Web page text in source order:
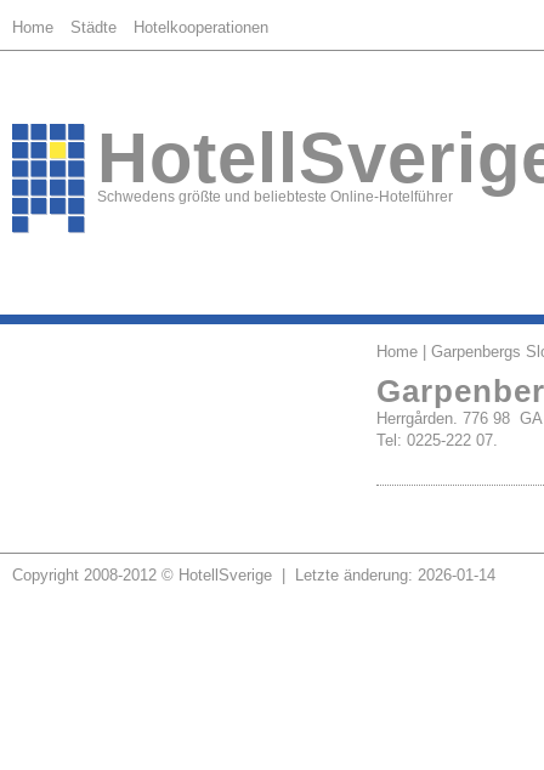
Home Städte Hotelkooperationen
Schwedens größte und beliebteste Online-Hotelführer
Home | Garpenbergs
Herrgården. 776 98
Tel: 0225-222 07.
Copyright 2008-2012 © HotellSverige | Letzte änderung: 2026-01-14